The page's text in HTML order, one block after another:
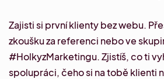
Zajisti si první klienty bez webu.
zkoušku za referenci nebo ve
#HolkyzMarketingu. Zjistíš, co ti
spolupráci, čeho si na tobě klienti